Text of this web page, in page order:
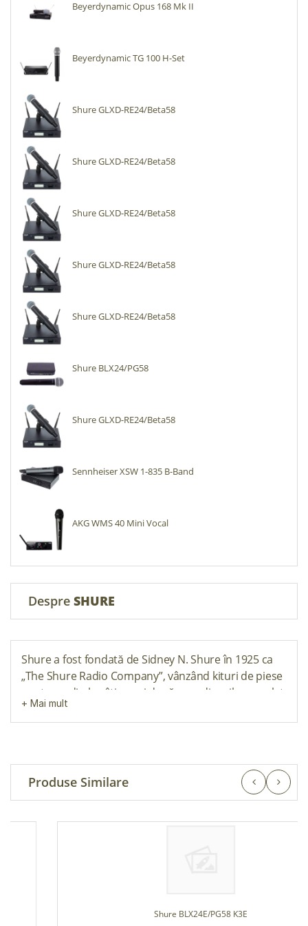
Beyerdynamic Opus 168 Mk II
Beyerdynamic TG 100 H-Set
Shure GLXD-RE24/Beta58
Shure GLXD-RE24/Beta58
Shure GLXD-RE24/Beta58
Shure GLXD-RE24/Beta58
Shure GLXD-RE24/Beta58
Shure BLX24/PG58
Shure GLXD-RE24/Beta58
Sennheiser XSW 1-835 B-Band
AKG WMS 40 Mini Vocal
Despre SHURE
Shure a fost fondată de Sidney N. Shure în 1925 ca
„The Shure Radio Company”, vânzând kituri de piese
pentru radio la câțiva ani după ce radiourile complet
fabricate au devenit disponibile comercial. Biroul
companiei era situat la 19 South Wells Street în
corespondență directă, care era unul dintre cele
șase cataloage de piese radio din Statele Unite la
peste 75 de angajați, iar fratele lui Sidney, Samuel J.
și disponibilitatea crescută a radiourilor fabricate din
Produse Similare
Shure BLX24E/PG58 K3E